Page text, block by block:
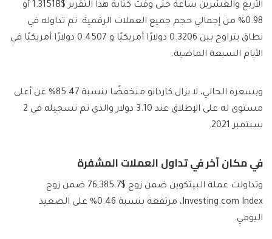
الأربع والعشرين ساعة حتى وقت كتابة هذا التقرير $1.3151B أو
0.98% من إجمالي حجم جميع العملات الرقمية. تم تداوله في
نطاق يتراوح بين 0.3206 دولارًا أمريكيًا و 0.4507 دولارًا أمريكيًا في
الأيام السبعة الماضية.
وبسعره الحالي، لا يزال كاردانو منخفضًا بنسبة 85.47% عن أعلى
مستوى له على الإطلاق عند 3.10 دولار والذي تم تسجيله في 2
سبتمبر 2021.
في مكان آخر في تداول العملات المشفرة
وتداولت عملة البيتكوين ضمن زوج $76,385.7 ضمن زوج
Investing.com Index، مرتفعة بنسبة 0.46% على الصعيد
اليومي.